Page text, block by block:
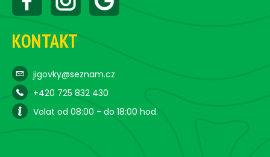
KONTAKT
jigovky@seznam.cz
+420 725 832 430
Volat od 08:00 - do 18:00 hod.